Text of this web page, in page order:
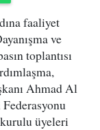
faaliyet
ve
toplantısı
Ahmad Al
üyeleri